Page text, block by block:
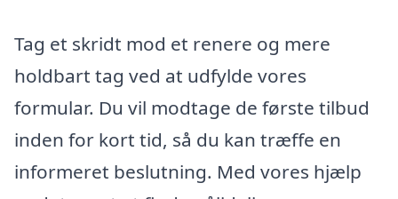
Tag et skridt mod et renere og mere
holdbart tag ved at udfylde vores
formular. Du vil modtage de første tilbud
inden for kort tid, så du kan træffe en
informeret beslutning. Med vores hjælp